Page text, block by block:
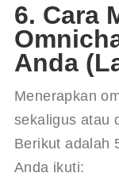
6. Cara
Anda
Menerapkan
sekaligus atau
Berikut adalah
Anda ikuti: